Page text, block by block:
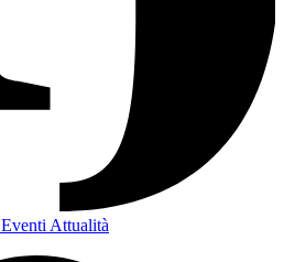
Eventi Attualità